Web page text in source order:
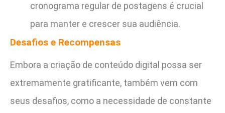
cronograma regular de postagens é crucial
para manter e crescer sua audiência.
Desafios e Recompensas
Embora a criação de conteúdo digital possa ser
extremamente gratificante, também vem com
seus desafios, como a necessidade de constante